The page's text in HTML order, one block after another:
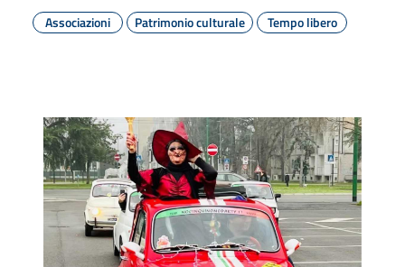
Associazioni
Patrimonio culturale Tempo libero